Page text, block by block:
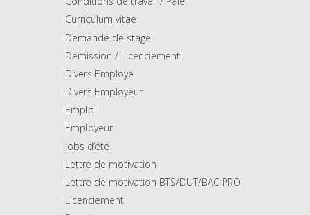
Curriculum vitae
Demande de stage
Démission / Licenciement
Divers Employé
Divers Employeur
Emploi
Employeur
Jobs d’été
Lettre de motivation
Lettre de motivation BTS/DUT/BAC PRO
Licenciement